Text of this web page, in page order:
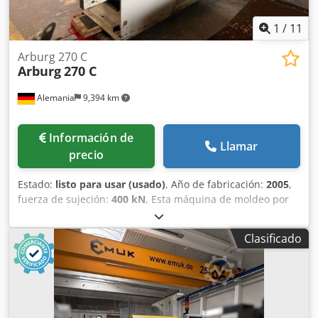
1 / 11
Alemania 9,394 km
Arburg 270 C
Arburg270 C
Información de
precio
Llamar
Estado: listo para usar (usado), Año de fabricación: 2005,
fuerza de sujeción: 400 kN, Esta máquina de moldeo por
inyección hidráulica Arburg 270 C de 3 ejes se fabricó en
2005. Cuenta con una potencia total conectada de 54 kW y
una cinta transportadora integrada para la descarga de
piezas, lo que garantiza un funcionamiento eficiente. La
máquina cuenta con el marcado CE e incluye un panel de
control Selogica que facilita su manejo. Si busca
capacidades de moldeo por inyección de alta calidad,
Clasificado